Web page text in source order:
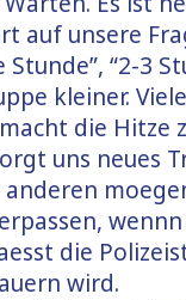
auf unsere
“2-3
kleiner.
die Hitze
uns neues
die
wird.